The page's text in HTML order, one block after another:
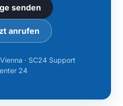
senden
anrufen
· SC24 Support
24